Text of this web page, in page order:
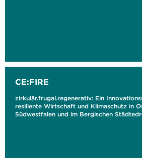
CE:FIRE
zirkulär.frugal.regenerativ: Ein
resiliente Wirtschaft und Klimaschutz in
Südwestfalen und im Bergischen